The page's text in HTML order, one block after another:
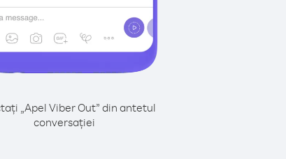
„Apel Viber Out” din antetul
conversației